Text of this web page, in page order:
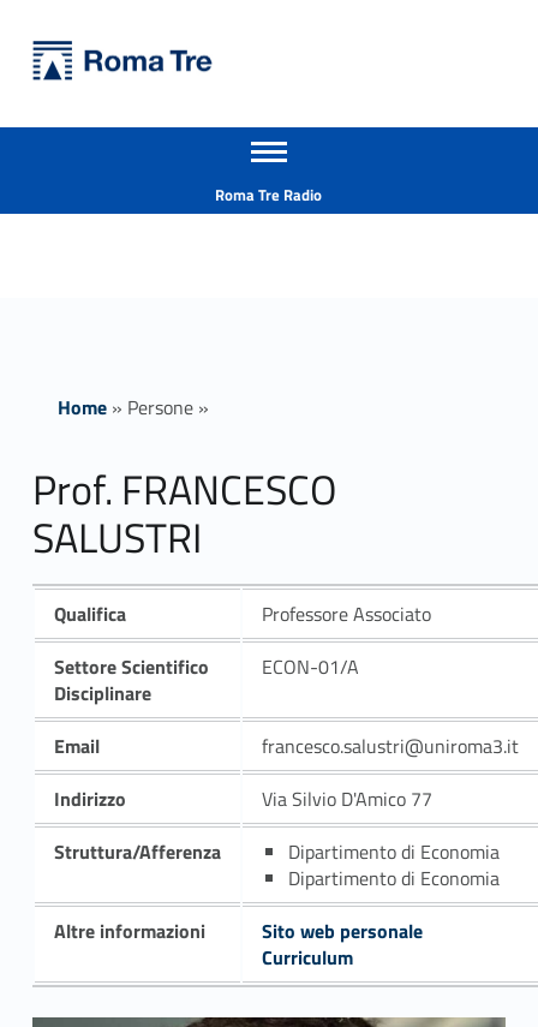
Prof. FRANCESCO SALUSTRI - Università Roma Tre
Apri il menu secondario
Roma Tre Radio
Home» Persone»
Prof. FRANCESCO
SALUSTRI
Qualifica
Professore Associato
Settore Scientifico
Disciplinare
ECON-01/A
Email
francesco.salustri@uniroma3.it
Indirizzo
Via Silvio D'Amico 77
Struttura/Afferenza
Dipartimento di Economia
Dipartimento di Economia
Altre informazioni
Sito web personale
Curriculum